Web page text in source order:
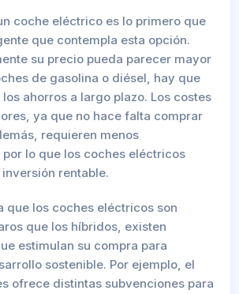
coche eléctrico es lo primero que
que contempla esta opción.
su precio pueda parecer mayor
de gasolina o diésel, hay que
ahorros a largo plazo. Los costes
ya que no hace falta comprar
requieren menos
lo que los coches eléctricos
rentable.
que los coches eléctricos son
que los híbridos, existen
estimulan su compra para
sostenible. Por ejemplo, el
ofrece distintas subvenciones para